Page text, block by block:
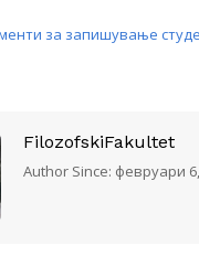
за запишување
FilozofskiFakultet
Author Since: февруари